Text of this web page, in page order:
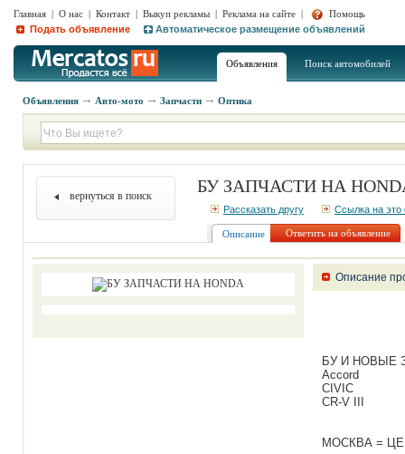
Главная | О нас | Контакт | Выкуп рекламы | Реклама на сайте |
Помощь
Подать объявление
Автоматическое размещение объявлений
Объявления Поиск автомобилей
Объявления Авто-мото Запчасти Оптика
вернуться в поиск БУ ЗАПЧАСТИ НА
Рассказать другу Ссылка на это
Описание Ответить на объявление
Описание
БУ И НОВЫЕ
Accord
CIVIC
CR-V III
МОСКВА =